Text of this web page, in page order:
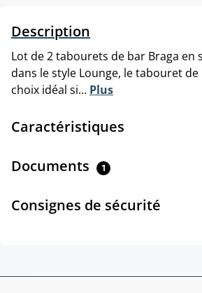
Description
Lot de 2 tabourets de bar Braga en
dans le style Lounge, le tabouret
choix idéal si… Plus
Caractéristiques
Documents 1
Consignes de sécurité